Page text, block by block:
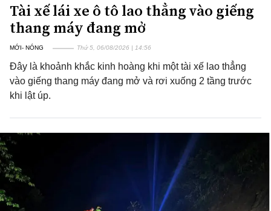
Tài xế lái xe ô tô lao thẳng vào giếng
thang máy đang mở
MỚI- NÓNG Thứ 5, 06/08/2026 | 14:56
Đây là khoảnh khắc kinh hoàng khi một tài xế lao thẳng
vào giếng thang máy đang mở và rơi xuống 2 tầng trước
khi lật úp.